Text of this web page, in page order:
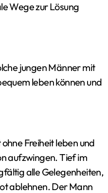
Wege zur Lösung
jungen Männer mit
leben können und
Freiheit leben und
aufzwingen. Tief im
alle Gelegenheiten,
ablehnen. Der Mann